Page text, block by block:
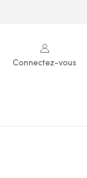
Connectez-vous